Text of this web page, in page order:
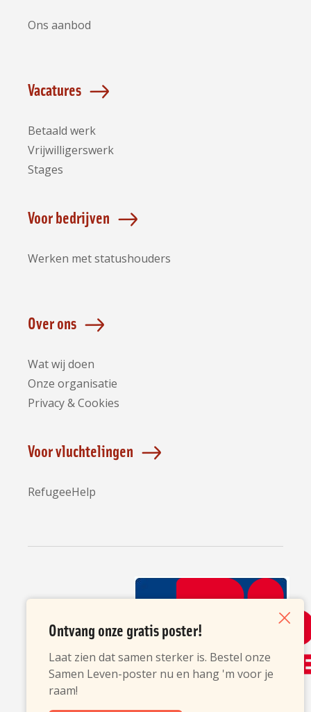
Ons aanbod
Vacatures
Betaald werk
Vrijwilligerswerk
Stages
Voor bedrijven
Werken met statushouders
Over ons
Wat wij doen
Onze organisatie
Privacy & Cookies
Voor vluchtelingen
RefugeeHelp
Ontvang onze gratis poster!
Laat zien dat samen sterker is. Bestel onze
Samen Leven-poster nu en hang 'm voor je
raam!